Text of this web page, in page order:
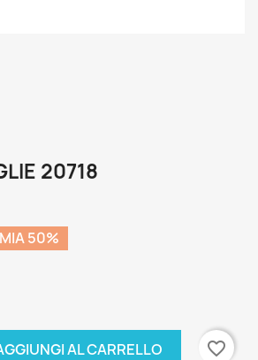
20718
50%
AL CARRELLO
favorite_border